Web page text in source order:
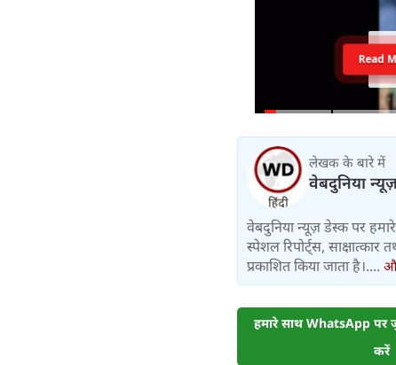
Read
लेखक के बारे में
वेबदुनिया
वेबदुनिया न्यूज़ डेस्क पर हमारे
स्पेशल रिपोर्ट्स,
प्रकाशित किया जाता है।....
हमारे साथ WhatsApp पर
करें